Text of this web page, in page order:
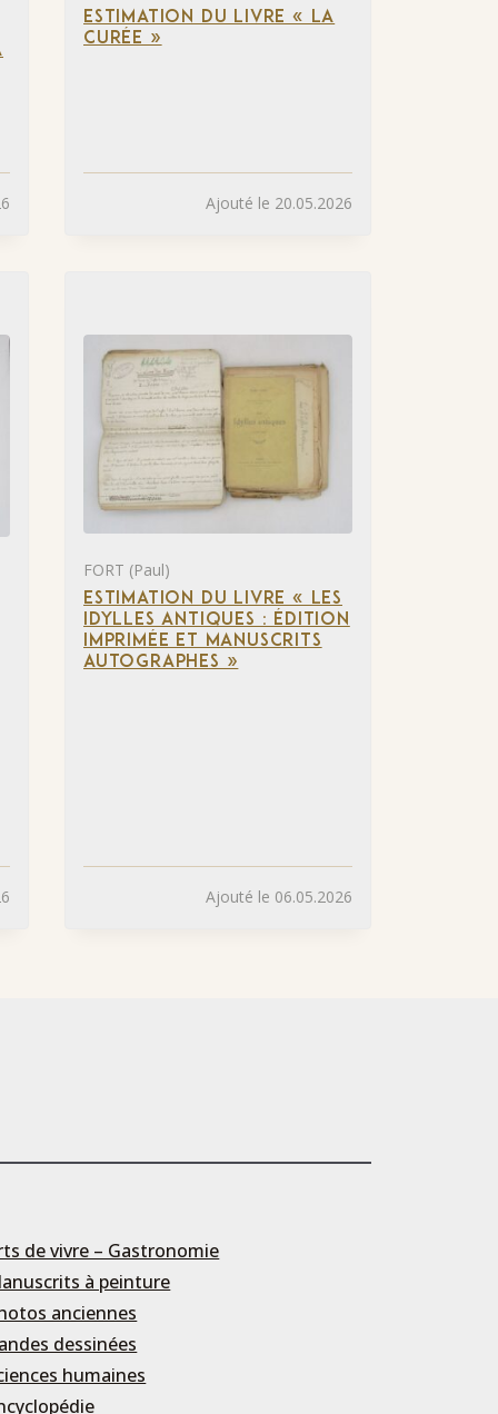
ESTIMATION DU LIVRE « LA
CURÉE »
Ajouté le 20.05.2026
FORT (Paul)
ESTIMATION DU LIVRE « LES
IDYLLES ANTIQUES : ÉDITION
IMPRIMÉE ET MANUSCRITS
AUTOGRAPHES »
Ajouté le 06.05.2026
de vivre – Gastronomie
à peinture
anciennes
dessinées
humaines